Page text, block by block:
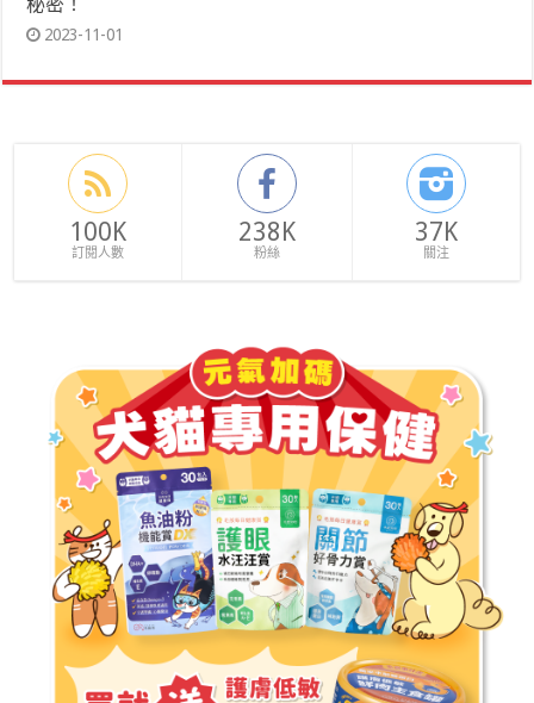
2023-11-01
100K
訂閱人數
238K
粉絲
37K
關注